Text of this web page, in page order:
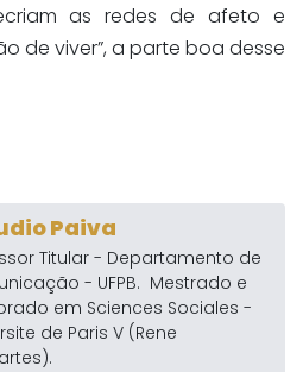
as redes de afeto e
de viver”, a parte boa desse
Paiva
Titular - Departamento de
- UFPB. Mestrado e
em Sciences Sociales -
de Paris V (Rene